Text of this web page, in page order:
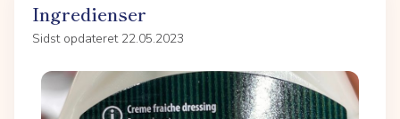
Ingredienser
Sidst opdateret 22.05.2023